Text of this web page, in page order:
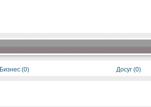
Бизнес (0) Досуг (0)